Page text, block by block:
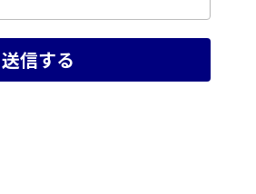
送信する